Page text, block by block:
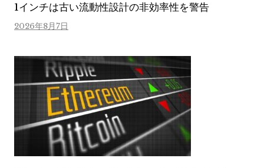
1インチは古い流動性設計の非効率性を警告
2026年8月7日